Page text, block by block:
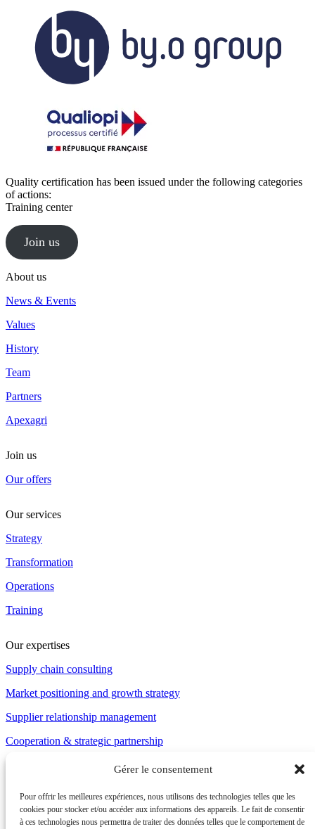
Gérer le consentement
Pour offrir les meilleures expériences, nous utilisons des technologies telles que les
cookies pour stocker et/ou accéder aux informations des appareils. Le fait de consentir
à ces technologies nous permettra de traiter des données telles que le comportement de
Quality certification has been issued under the following categories
of actions:
Training center
Join us
About us
News & Events
Values
History
Team
Partners
Apexagri
Join us
Our offers
Our services
Strategy
Transformation
Operations
Training
Our expertises
Supply chain consulting
Market positioning and growth strategy
Supplier relationship management
Cooperation & strategic partnership
2024 © Byo Group.